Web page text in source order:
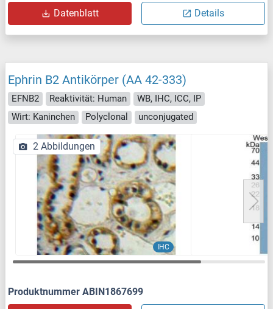
Datenblatt Details
Ephrin B2 Antikörper (AA 42-333)
EFNB2 Reaktivität: Human
WB, IHC, ICC, IP
Wirt: Kaninchen
Polyclonal unconjugated
IHC
2 Abbildungen
Produktnummer ABIN1867699